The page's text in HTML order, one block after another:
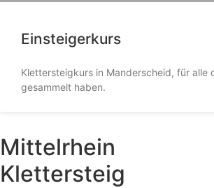
Einsteigerkurs
Klettersteigkurs in Manderscheid, für alle
gesammelt haben.
Mittelrhein
Klettersteig